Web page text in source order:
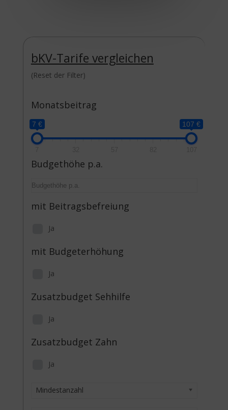
bKV-Tarife vergleichen
(Reset der Filter)
Monatsbeitrag
7 € 107 €
Budgethöhe p.a.
mit Beitragsbefreiung
Ja
mit Budgeterhöhung
Ja
Zusatzbudget Sehhilfe
Ja
Zusatzbudget Zahn
Ja
Mindestanzahl